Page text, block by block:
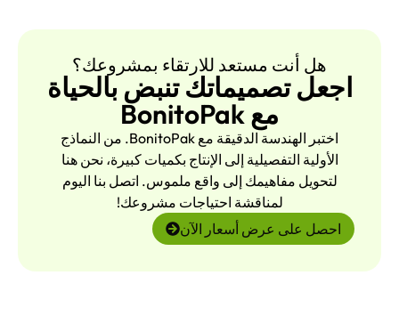
هل أنت مستعد للارتقاء بمشروعك؟
اجعل تصميماتك تنبض بالحياة
مع BonitoPak
اختبر الهندسة الدقيقة مع BonitoPak. من النماذج
الأولية التفصيلية إلى الإنتاج بكميات كبيرة، نحن هنا
لتحويل مفاهيمك إلى واقع ملموس. اتصل بنا اليوم
لمناقشة احتياجات مشروعك!
احصل على عرض أسعار الآن